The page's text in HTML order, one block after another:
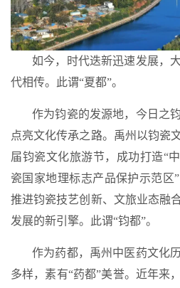
如今，时代迭新迅速发展，
代相传。
此谓“夏都”。
作为钧瓷的发源地，今日之
点亮文化传承之路。禹州以钧瓷
届钧瓷文化旅游节，成功打造“
瓷国家地理标志产品保护示范区”
推进钧瓷技艺创新、文旅业态融
发展的新引擎。
此谓“钧都”。
作为药都，禹州中医药文化
多样，素有“药都”美誉。近年来